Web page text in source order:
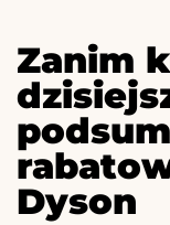
Zanim
Dyson